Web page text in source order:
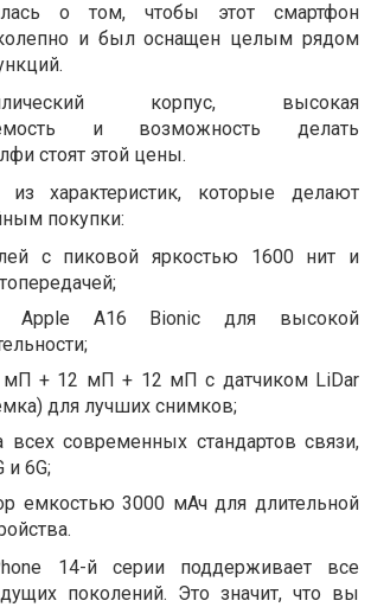
о том, чтобы этот смартфон
и был оснащен целым рядом
корпус, высокая
и возможность делать
стоят этой цены.
характеристик, которые делают
покупки:
с пиковой яркостью 1600 нит и
Apple A16 Bionic для высокой
мП + 12 мП + 12 мП с датчиком LiDar
для лучших снимков;
современных стандартов связи,
и 6G;
емкостью 3000 мАч для длительной
14-й серии поддерживает все
поколений. Это значит, что вы